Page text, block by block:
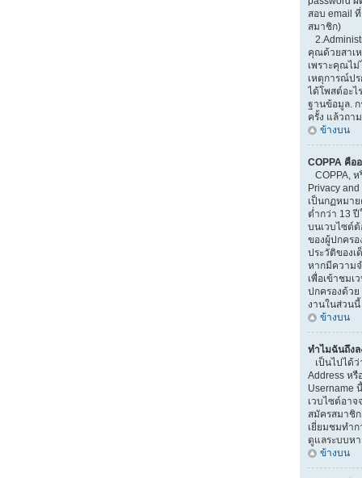
สอบ email
สมาชิก)
คุณด้วยสาเ
เพราะคุณไม่
เหตุการณ์ป
ได้โพสต์อะไ
ฐานข้อมูล.
ครั้ง แล้วถา
ข้างบน
COPPA คือ
COPPA, ห
Privacy and
เป็นกฏหมา
ต่ำกว่า 13 ปี
บนเวบไซต์
ของผู้ปกคร
ประวัติของเ
หากมีความ
เพื่อเข้าชมเ
ปกครองด้วย
งานในส่วนนี้
ข้างบน
ทำไมฉันถึงล
เป็นไปได้
Address ห
Username
เวบไซต์อาจ
สมัครสมาชิก
เยี่ยมชมทำ
ดูแลระบบห
ข้างบน